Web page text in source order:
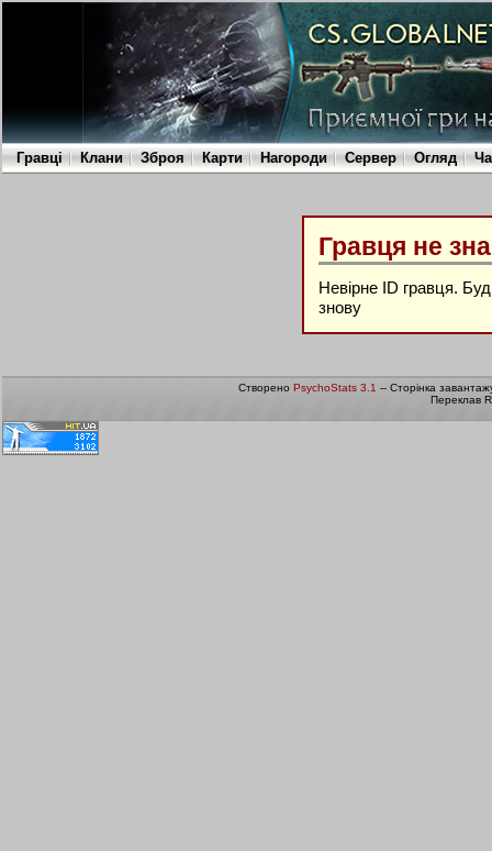
Гравці Клани Зброя Карти Нагороди Сервер Огляд
Гравця не
Невірне ID гравця.
знову
Створено PsychoStats 3.1 -- Сторінка
Переклав